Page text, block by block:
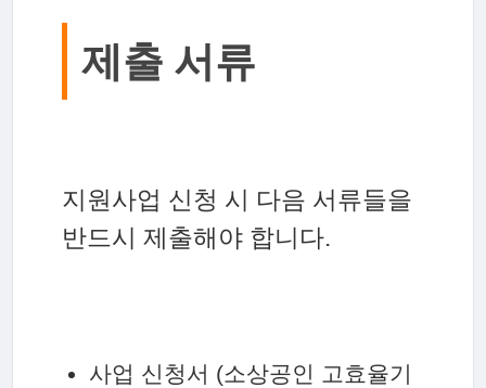
제출 서류
지원사업 신청 시 다음 서류들을
반드시 제출해야 합니다.
사업 신청서 (소상공인 고효율기